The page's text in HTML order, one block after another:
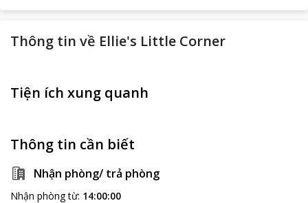
Thông tin về Ellie's Little Corner
Tiện ích xung quanh
Thông tin cần biết
Nhận phòng/ trả phòng
Nhận phòng từ: 14:00:00